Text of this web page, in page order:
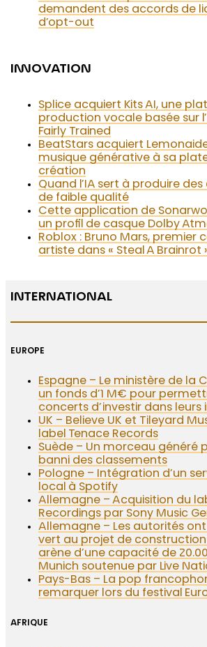
demandent des accords de
d’opt-out
INNOVATION
Splice acquiert Kits AI, une
production vocale basée sur
Fairly Trained
BeatStars acquiert
musique générative à sa
création
Quand l’IA sert à produire
de faible qualité
Cette application de
un profil de casque Dolby
Roblox : Bruno Mars, premier
artiste dans « Steal A Brainrot
INTERNATIONAL
EUROPE
Espagne – Le ministère de la
un fonds d’1 M€ pour
concerts d’investir dans
UK – Believe UK et Tileyard
label Tenace Records
Suède – Un morceau généré
banni des classements
Pologne – Intégration d’un
local à Spotify
Allemagne – Acquisition du
Recordings par Sony Music
Allemagne – Les autorités
vert au projet de construction
arène d’une capacité de
Munich soutenue par Live
Pays-Bas – La pop
remarquer lors du festival
AFRIQUE